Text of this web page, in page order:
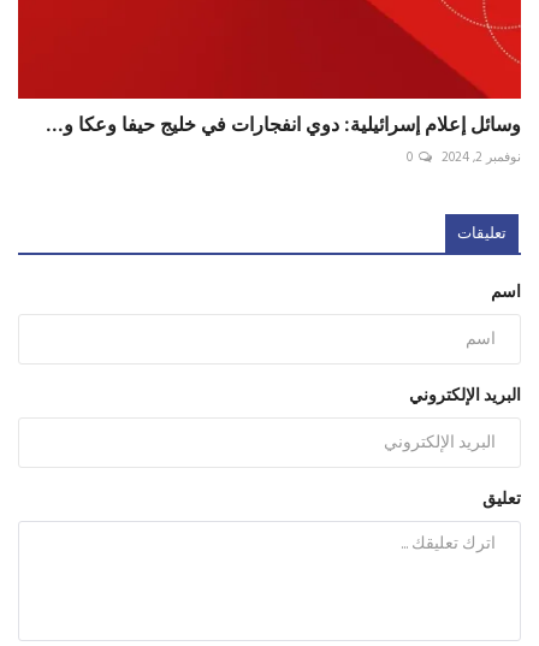
وسائل إعلام إسرائيلية: دوي انفجارات في خليج حيفا وعكا و...
نوفمبر 2, 2024 0
تعليقات
اسم
البريد الإلكتروني
تعليق